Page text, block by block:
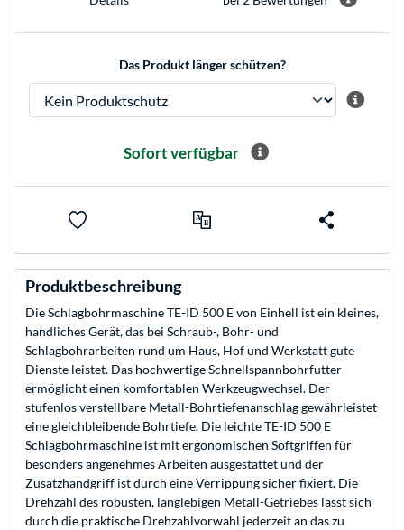
Das Produkt länger schützen?
Sofort verfügbar
Produktbeschreibung
Die Schlagbohrmaschine TE-ID 500 E von Einhell ist ein kleines,
handliches Gerät, das bei Schraub-, Bohr- und
Schlagbohrarbeiten rund um Haus, Hof und Werkstatt gute
Dienste leistet. Das hochwertige Schnellspannbohrfutter
ermöglicht einen komfortablen Werkzeugwechsel. Der
stufenlos verstellbare Metall-Bohrtiefenanschlag gewährleistet
eine gleichbleibende Bohrtiefe. Die leichte TE-ID 500 E
Schlagbohrmaschine ist mit ergonomischen Softgriffen für
besonders angenehmes Arbeiten ausgestattet und der
Zusatzhandgriff ist durch eine Verrippung sicher fixiert. Die
Drehzahl des robusten, langlebigen Metall-Getriebes lässt sich
durch die praktische Drehzahlvorwahl jederzeit an das zu